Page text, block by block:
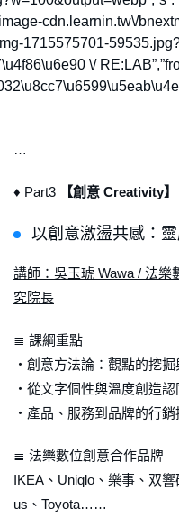
\/
…
♦ Part3 【創意 Creativity】
以創意激盪共感：
講師：吳玉琥 Wawa / 法
究院長
≣ 課綱重點
・創意方法論：觀點的挖
・從文字個性與溫度創造認
・產品、服務到品牌的行
≣ 法樂數位創意合作品牌
IKEA、Uniqlo、樂事、双
us、Toyota……